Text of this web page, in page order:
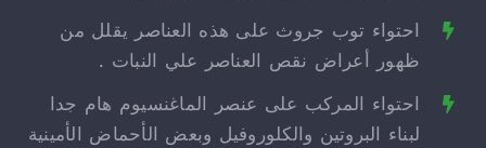
احتواء توب جروث على هذه العناصر يقلل من
ظهور أعراض نقص العناصر علي النبات .
احتواء المركب على عنصر الماغنسيوم هام جدا
لبناء البروتين والكلوروفيل وبعض الأحماض الأمينية